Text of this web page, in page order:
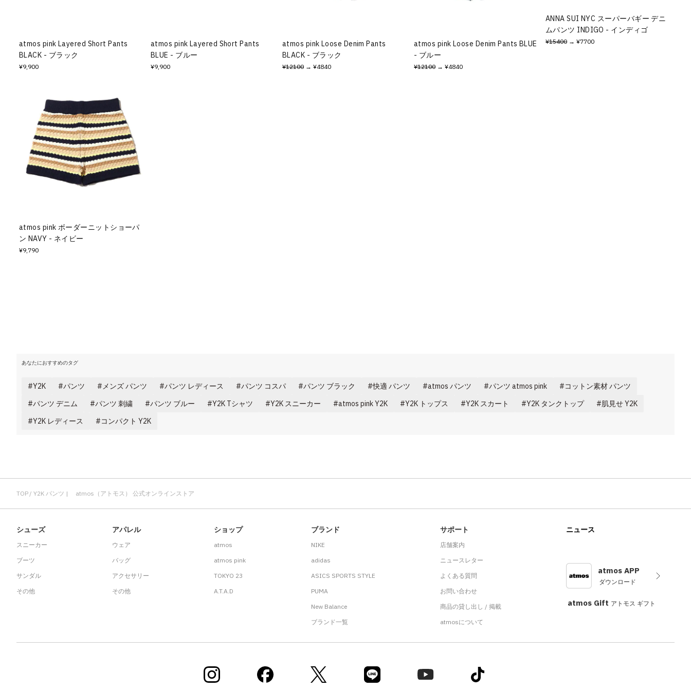
atmos pink Layered Short Pants
BLACK - ブラック
¥9,900
atmos pink Layered Short Pants
BLUE - ブルー
¥9,900
atmos pink Loose Denim Pants
BLACK - ブラック
¥12100 → ¥4840
atmos pink Loose Denim Pants BLUE
- ブルー
¥12100 → ¥4840
ANNA SUI NYC スーパーバギー デニ
ムパンツ INDIGO - インディゴ
¥15400 → ¥7700
atmos pink ボーダーニットショーパ
ン NAVY - ネイビー
¥9,790
あなたにおすすめのタグ
Y2K パンツ メンズ パンツ パンツ レディース パンツ コスパ パンツ ブラック 快適 パンツ atmos パンツ パンツ atmos pink
コットン素材 パンツ
パンツ デニム
パンツ 刺繍 パンツ ブルー Y2K Tシャツ Y2K スニーカー atmos pink Y2K Y2K トップス Y2K スカート Y2K タンクトップ
肌見せ Y2K
Y2K レディース
コンパクト Y2K
TOP Y2K パンツ | atmos（アトモス） 公式オンラインストア
シューズ
スニーカー
ブーツ
サンダル
その他
アパレル
ウェア
バッグ
アクセサリー
その他
ショップ
atmos
atmos pink
TOKYO 23
A.T.A.D
ブランド
NIKE
adidas
ASICS SPORTS STYLE
PUMA
New Balance
ブランド一覧
サポート
店舗案内
ニュースレター
よくある質問
お問い合わせ
商品の貸し出し / 掲載
atmosについて
ニュース
atmos APP
ダウンロード
atmos Gift アトモス ギフト